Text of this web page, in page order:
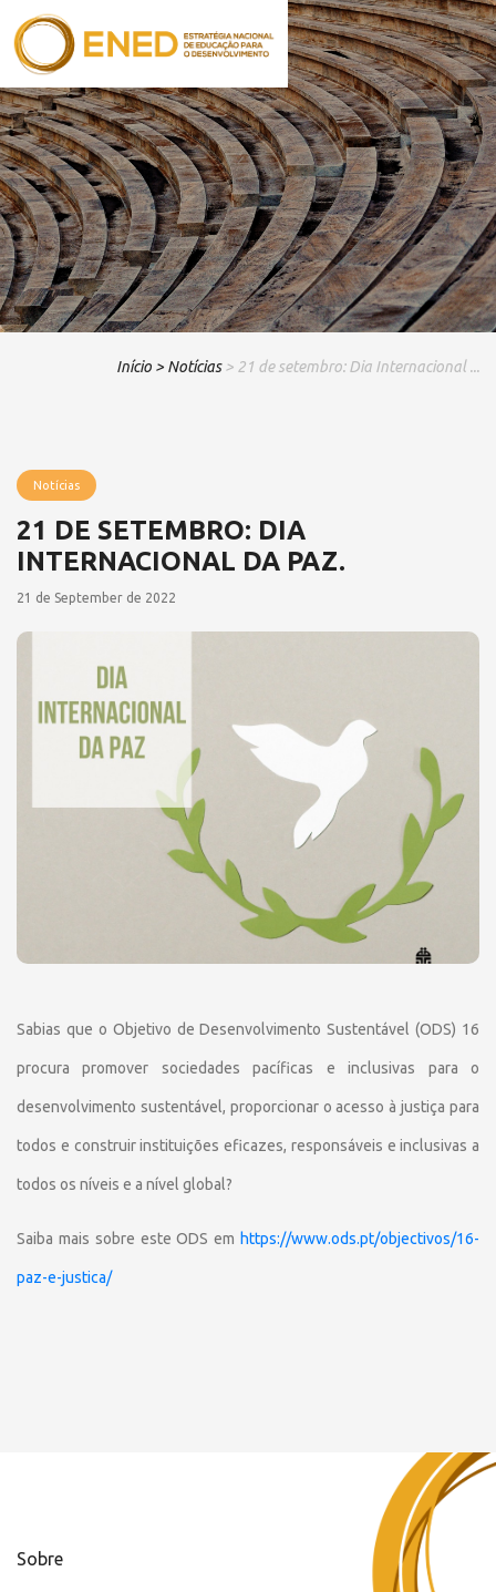
Início > Notícias > 21 de setembro: Dia Internacional ...
Notícias
21 DE SETEMBRO: DIA
INTERNACIONAL DA PAZ.
21 de September de 2022
Sabias que o Objetivo de Desenvolvimento Sustentável (ODS) 16
procura promover sociedades pacíficas e inclusivas para o
desenvolvimento sustentável, proporcionar o acesso à justiça para
todos e construir instituições eficazes, responsáveis e inclusivas a
todos os níveis e a nível global?
Saiba mais sobre este ODS em https://www.ods.pt/objectivos/16-
paz-e-justica/
Sobre